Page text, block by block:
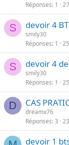
Réponses 1
S devoir 4
smily30
Réponses 1
S devoir 4
smily30
Réponses 1
D CAS
dreamx76
Réponses 3
devoir 1